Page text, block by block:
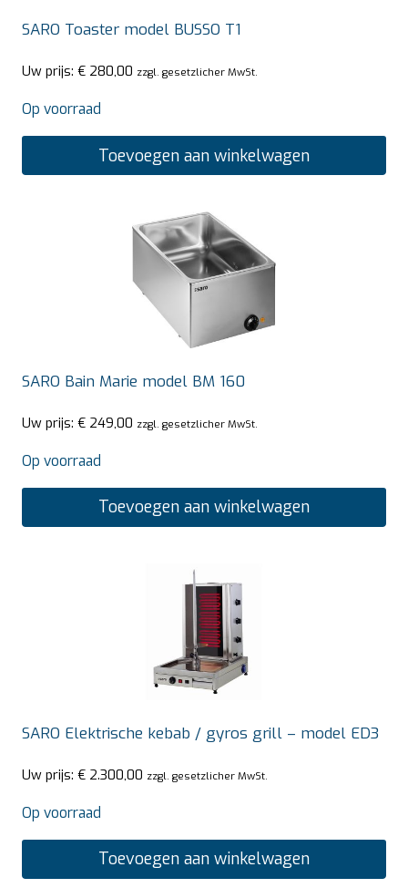
SARO Toaster model BUSSO T1
Uw prijs: € 280,00 zzgl. gesetzlicher MwSt.
Op voorraad
Toevoegen aan winkelwagen
SARO Bain Marie model BM 160
Uw prijs: € 249,00 zzgl. gesetzlicher MwSt.
Op voorraad
Toevoegen aan winkelwagen
SARO Elektrische kebab / gyros grill – model ED3
Uw prijs: € 2.300,00 zzgl. gesetzlicher MwSt.
Op voorraad
Toevoegen aan winkelwagen